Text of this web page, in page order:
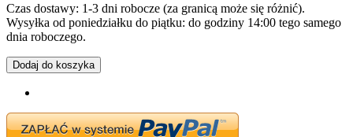
Czas dostawy: 1-3 dni robocze (za granicą może się różnić).
Wysyłka od poniedziałku do piątku: do godziny 14:00 tego samego
dnia roboczego.
Dodaj do koszyka